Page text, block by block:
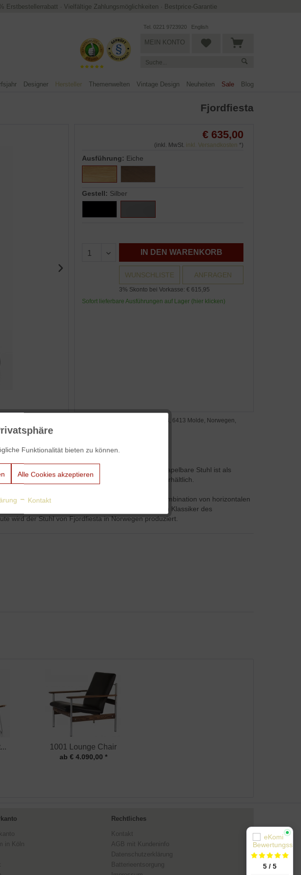
Erstbestellerrabatt · Vielfältige Zahlungsmöglichkeiten · Bestprice-Garantie
Tel. 0221 9723920 English
MEIN KONTO
Designer Hersteller Themenwelten Vintage Design Neuheiten Sale Blog
Fjordfiesta
€ 635,00
(inkl. MwSt. inkl. Versandkosten *)
Ausführung: Eiche
Gestell: Silber
IN DEN WARENKORB
WUNSCHLISTE ANFRAGEN
3% Skonto bei Vorkasse: € 615,95
Sofort lieferbare Ausführungen auf Lager (hier klicken)
Hersteller: fjordfiesta, Myrabakken 3, 6413 Molde, Norwegen,
Stuhlserie
. Der Name Junior täuscht, der stapelbare Stuhl ist als
Designklassiker auf Anfrage auch lackiert erhältlich.
den stapelbaren Stuhl im Jahr 1957. Durch die Kombination von horizontalen
Vielfach ausgezeichnet, wurde der Stuhl ein Klassiker des
wird der Stuhl von Fjordfiesta in Norwegen produziert.
1001 Lounge Chair
ab € 4.090,00 *
in Köln
Rechtliches
Kontakt
AGB mit Kundeninfo
Datenschutzerklärung
Batterieentsorgung
5 / 5
Aktiv
Funktionalität bieten zu können.
Alle Cookies akzeptieren
Kontakt